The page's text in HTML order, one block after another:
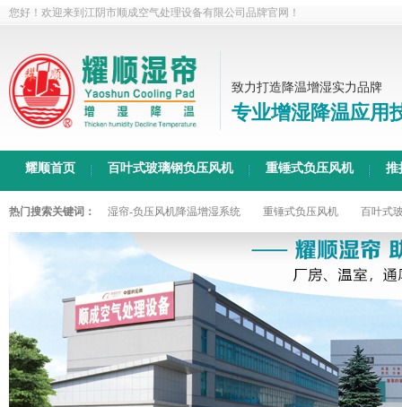
您好！欢迎来到江阴市顺成空气处理设备有限公司品牌官网！
致力打造降温增湿实力品牌
专业增湿降温应用
耀顺首页 百叶式玻璃钢负压风机 重锤式负压风机 推
热门搜索关键词： 湿帘-负压风机降温增湿系统 重锤式负压风机 百叶式